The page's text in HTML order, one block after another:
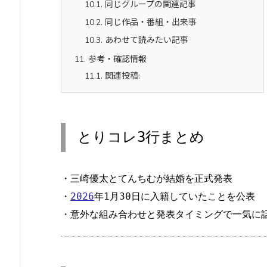
10.1. 同じグループの関連記事
10.2. 同じ作品・番組・出来事
10.3. あわせて読みたい記事
11. 参考・確認情報
11.1. 関連投稿:
とりコレ3行まとめ
・ 三崎優太とてんちむが結婚を正式発表
・ 2026年1月30日に入籍していたことを公表
・意外な組み合わせと発表タイミングで一気に